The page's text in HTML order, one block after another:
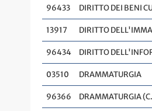
96433 DIRITTO DEI BENI
13917 DIRITTO
96434 DIRITTO
03510 DRAMMATURGIA
96366 DRAMMATURGIA